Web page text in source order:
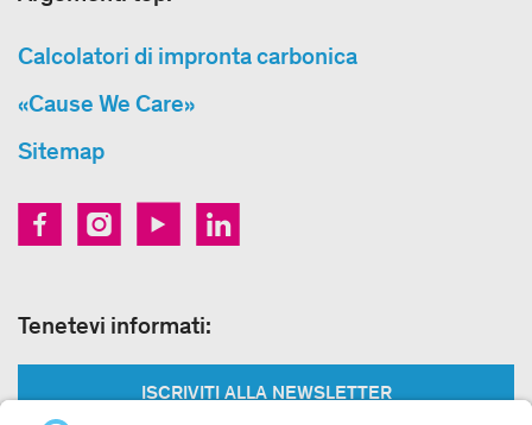
Calcolatori di impronta carbonica
«Cause We Care»
Sitemap
Tenetevi informati:
ISCRIVITI ALLA NEWSLETTER